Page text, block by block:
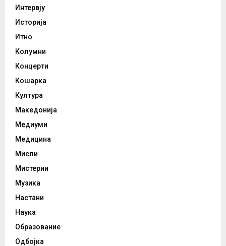
Интервју
Историја
Итно
Колумни
Концерти
Кошарка
Култура
Македонија
Медиуми
Медицина
Мисли
Мистерии
Музика
Настани
Наука
Образование
Одбојка